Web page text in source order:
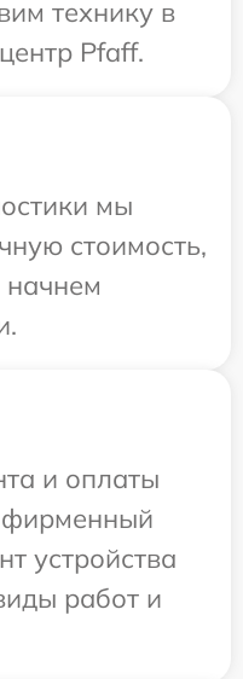
технику в
Pfaff.
мы
стоимость,
и оплаты
фирменный
устройства
работ и